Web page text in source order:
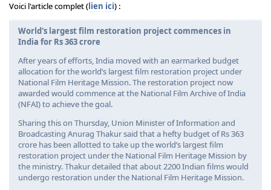
Voici l'article complet (lien ici) :
World's largest film restoration project commences in
India for Rs 363 crore
After years of efforts, India moved with an earmarked budget
allocation for the world’s largest film restoration project under
National Film Heritage Mission. The restoration project now
awarded would commence at the National Film Archive of India
(NFAI) to achieve the goal.
Sharing this on Thursday, Union Minister of Information and
Broadcasting Anurag Thakur said that a hefty budget of Rs 363
crore has been allotted to take up the world’s largest film
restoration project under the National Film Heritage Mission by
the ministry. Thakur detailed that about 2200 Indian films would
undergo restoration under the National Film Heritage Mission.